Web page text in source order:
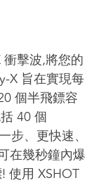
衝擊波,將您的
X 旨在實現每
個半飛鏢容
40 個
步、更快速、
在幾秒鐘內爆
使用 XSHOT